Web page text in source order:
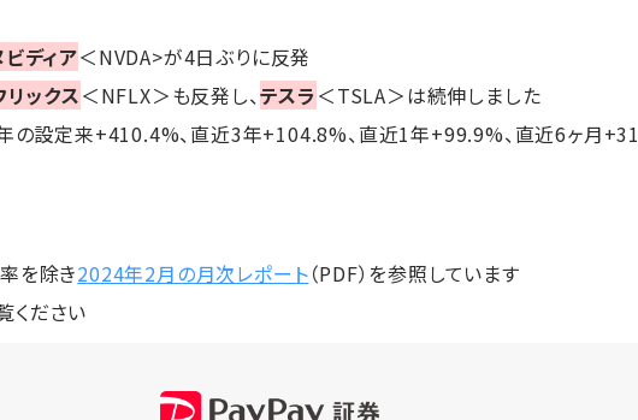
ディア＜NVDA>が4日ぶりに反発
リックス＜NFLX＞も反発し、テスラ ＜TSLA＞は続伸しました
の設定来+410.4%、直近3年+104.8%、直近1年+99.9%、直近6ヶ月
を除き2024年2月の月次レポート（PDF）を参照しています
ださい